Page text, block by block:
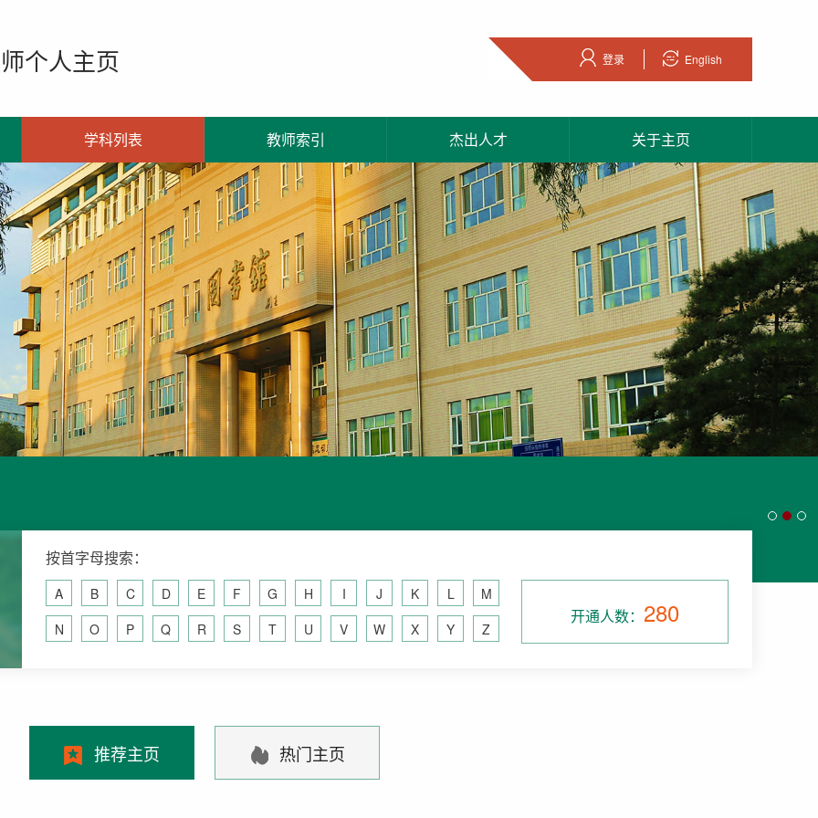
个人主页 登录 English
学科列表 教师索引 杰出人才 关于主页
按首字母搜索：
A B C D E F G H I J K L
M
N
O P Q R S T U V W X Y Z
开通人数： 280
推荐主页 热门主页